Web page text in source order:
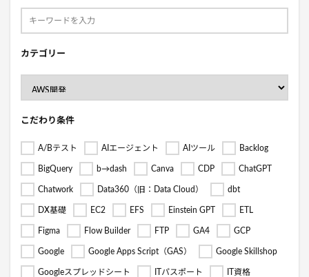
カテゴリー
こだわり条件
A/Bテスト AIエージェント AIツール Backlog
BigQuery b→dash Canva CDP ChatGPT
Chatwork Data360（旧：Data Cloud） dbt
DX基礎 EC2 EFS Einstein GPT ETL
Figma Flow Builder FTP GA4 GCP
Google Google Apps Script（GAS） Google Skillshop
Googleスプレッドシート ITパスポート IT資格